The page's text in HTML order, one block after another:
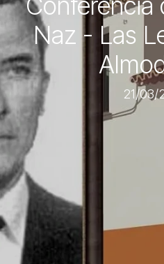
Naz - Las
21/03/